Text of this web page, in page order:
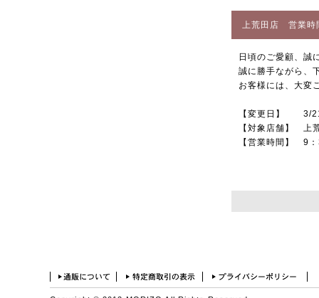
上荒田店 営業時
日頃のご愛顧、誠
誠に勝手ながら、
お客様には、大変
【変更日】 3/
【対象店舗】
【営業時間】 9